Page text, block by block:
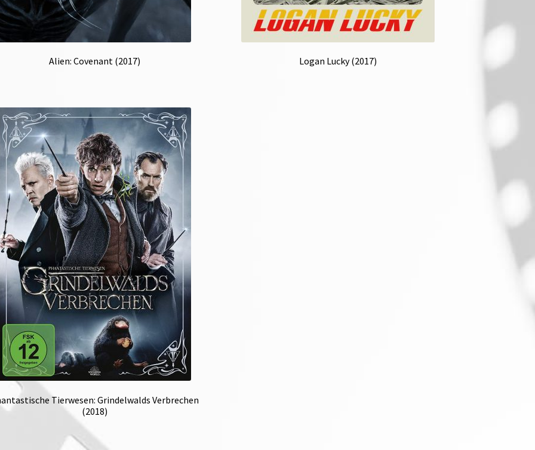
Alien: Covenant (2017) Logan Lucky (2017)
Tierwesen: Grindelwalds Verbrechen
(2018)